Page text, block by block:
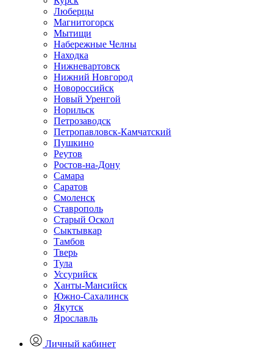
Люберцы
Магнитогорск
Мытищи
Набережные Челны
Находка
Нижневартовск
Нижний Новгород
Новороссийск
Новый Уренгой
Норильск
Петрозаводск
Петропавловск-Камчатский
Пушкино
Реутов
Ростов-на-Дону
Самара
Саратов
Смоленск
Ставрополь
Старый Оскол
Сыктывкар
Тамбов
Тверь
Тула
Уссурийск
Ханты-Мансийск
Южно-Сахалинск
Якутск
Ярославль
Личный кабинет